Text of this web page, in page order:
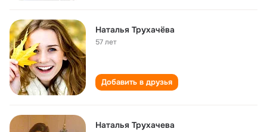
Наталья Трухачёва
57 лет
Добавить в друзья
Наталья Трухачева